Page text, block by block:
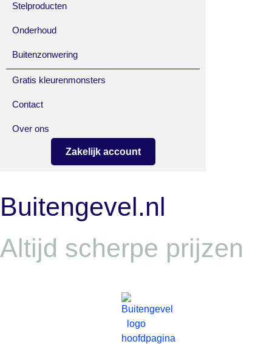
Stelproducten
Onderhoud
Buitenzonwering
Gratis kleurenmonsters
Contact
Over ons
Zakelijk account
Buitengevel.nl
Altijd scherpe prijzen